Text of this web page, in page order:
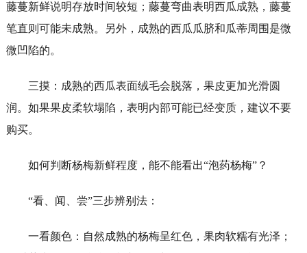
藤蔓新鲜说明存放时间较短；藤蔓弯曲表明西瓜成熟，藤蔓
笔直则可能未成熟。另外，成熟的西瓜瓜脐和瓜蒂周围是微
微凹陷的。
三摸：成熟的西瓜表面绒毛会脱落，果皮更加光滑圆
润。如果果皮柔软塌陷，表明内部可能已经变质，建议不要
购买。
如何判断杨梅新鲜程度，能不能看出“泡药杨梅”？
“看、闻、尝”三步辨别法：
一看颜色：自然成熟的杨梅呈红色，果肉软糯有光泽；